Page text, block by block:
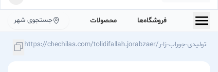
فروشگاه‌ها محصولات جستجوی شهر
https://chechilas.com/tolidifallah.jorabzaer/تولیدی-جوراب-زا-ر